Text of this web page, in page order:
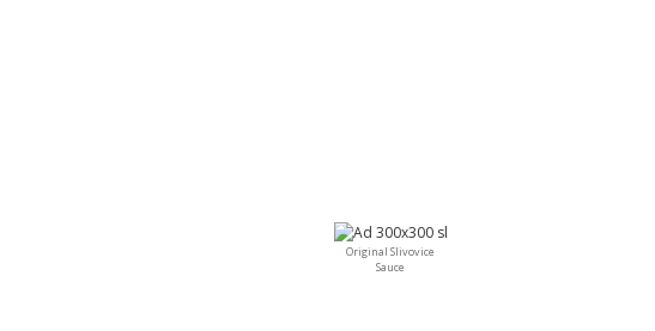
Original Slivovice
Sauce